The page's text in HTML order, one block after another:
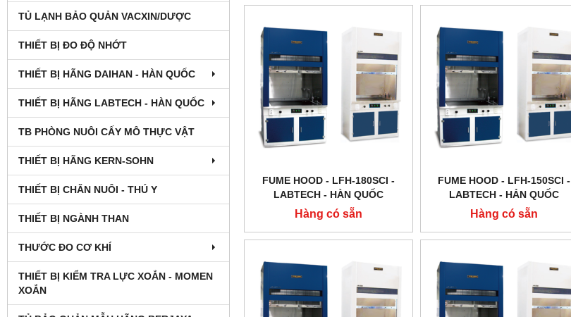
TỦ LẠNH BẢO QUẢN VACXIN/DƯỢC
THIẾT BỊ ĐO ĐỘ NHỚT
THIẾT BỊ HÃNG DAIHAN - HÀN QUỐC
THIẾT BỊ HÃNG LABTECH - HÀN QUỐC
TB PHÒNG NUÔI CẤY MÔ THỰC VẬT
THIẾT BỊ HÃNG KERN-SOHN
THIẾT BỊ CHĂN NUÔI - THÚ Y
THIẾT BỊ NGÀNH THAN
THƯỚC ĐO CƠ KHÍ
THIẾT BỊ KIỂM TRA LỰC XOẮN - MOMEN
XOẮN
FUME HOOD - LFH-180SCI -
LABTECH - HÀN QUỐC
Hàng có sẵn
FUME HOOD - LFH-150SCI -
LABTECH - HẢN QUỐC
Hàng có sẵn